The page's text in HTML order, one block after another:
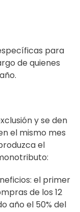
para
dequienes
y se den
el mismo mes
el
el primer
de los 12
año el 50% del